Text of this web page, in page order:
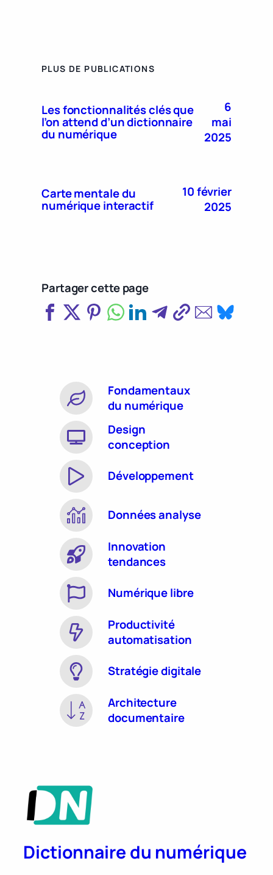
PLUS DE PUBLICATIONS
Les fonctionnalités clés que
l’on attend d’un dictionnaire
du numérique
6
mai
2025
Carte mentale du
numérique interactif
10 février
2025
Partager cette page
Fondamentaux
du numérique
Design
conception
Développement
Données analyse
Innovation
tendances
Numérique libre
Productivité
automatisation
Stratégie digitale
Architecture
documentaire
Dictionnaire du numérique